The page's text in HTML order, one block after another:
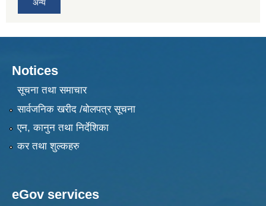
अन्य
Notices
सूचना तथा समाचार
सार्वजनिक खरीद /बोलपत्र सूचना
एन, कानुन तथा निर्देशिका
कर तथा शुल्कहरु
eGov services